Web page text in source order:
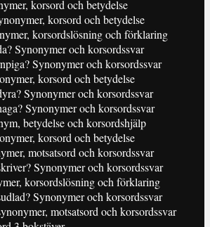
korsord och betydelse
korsord och betydelse
korsordslösning och förklaring
Synonymer och korsordssvar
Synonymer och korsordssvar
korsord och betydelse
Synonymer och korsordssvar
Synonymer och korsordssvar
betydelse och korsordshjälp
korsord och betydelse
motsatsord och korsordssvar
Synonymer och korsordssvar
korsordslösning och förklaring
Synonymer och korsordssvar
motsatsord och korsordssvar